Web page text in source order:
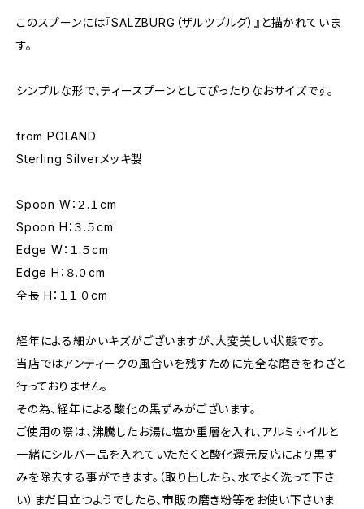
このスプーンには『SALZBURG（ザルツブルグ）』と描かれていま
す。
シンプルな形で、ティースプーンとしてぴったりなおサイズです。
from POLAND
Sterling Silverメッキ製
Spoon W：２.１cm
Spoon H：３.５cm
Edge W：１.５cm
Edge H：８.０cm
全長 H：１１.０cm
経年による細かいキズがございますが、大変美しい状態です。
当店ではアンティークの風合いを残すために完全な磨きをわざと
行っておりません。
その為、経年による酸化の黒ずみがございます。
ご使用の際は、沸騰したお湯に塩か重層を入れ、アルミホイルと
一緒にシルバー品を入れていただくと酸化還元反応により黒ず
みを除去する事ができます。（取り出したら、水でよく洗って下さ
い）まだ目立つようでしたら、市販の磨き粉等をお使い下さいま